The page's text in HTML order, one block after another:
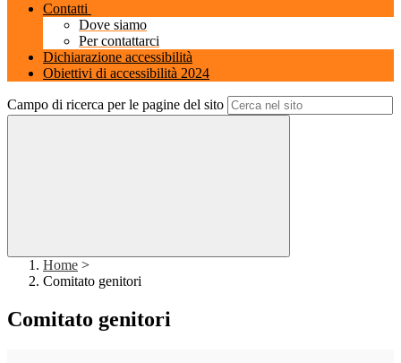
Contatti
Dove siamo
Per contattarci
Dichiarazione accessibilità
Obiettivi di accessibilità 2024
Campo di ricerca per le pagine del sito
Home >
Comitato genitori
Comitato genitori